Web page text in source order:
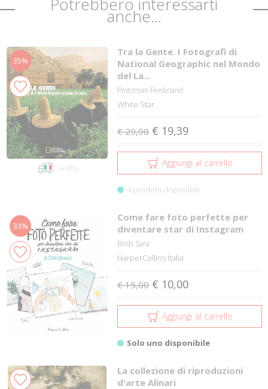
anche...
35%
Gratis
Tra la Gente. I Fotografi di
National Geographic nel Mondo
del La...
Protzman Ferdinand
White Star
€ 29,90 € 19,39
Aggiungi al carrello
4 prodotti disponibili
33%
Come fare foto perfette per
diventare star di Instagram
Birds Sara
HarperCollins Italia
€ 15,00 € 10,00
Aggiungi al carrello
Solo uno disponibile
La collezione di riproduzioni
d'arte Alinari